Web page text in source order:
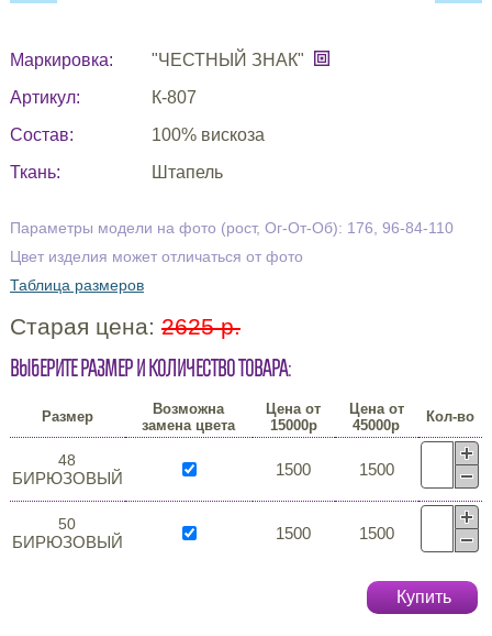
Маркировка:
"ЧЕСТНЫЙ ЗНАК"
Артикул:
К-807
Состав:
100% вискоза
Ткань:
Штапель
Параметры модели на фото (рост, Ог-От-Об): 176, 96-84-110
Цвет изделия может отличаться от фото
Таблица размеров
Старая цена: 2625 р.
Выберите размер и количество товара:
Размер
Возможна
замена цвета
Цена от
15000р
Цена от
45000р
Кол-во
48
БИРЮЗОВЫЙ 1500 1500
50
БИРЮЗОВЫЙ 1500 1500
Купить